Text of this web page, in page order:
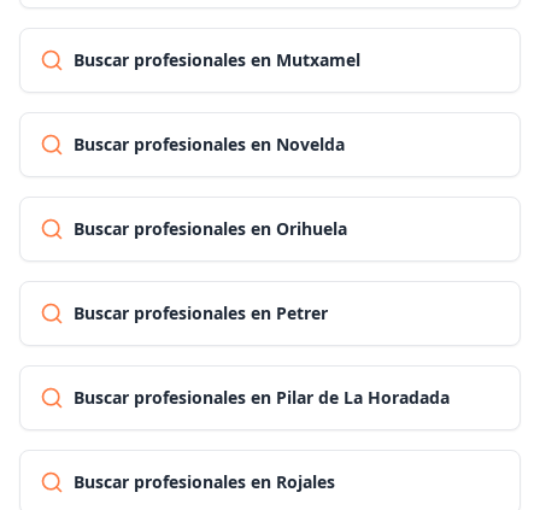
Buscar profesionales en Mutxamel
Buscar profesionales en Novelda
Buscar profesionales en Orihuela
Buscar profesionales en Petrer
Buscar profesionales en Pilar de La Horadada
Buscar profesionales en Rojales